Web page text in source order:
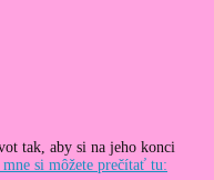
tak, aby si na jeho konci
si môžete prečítať tu: